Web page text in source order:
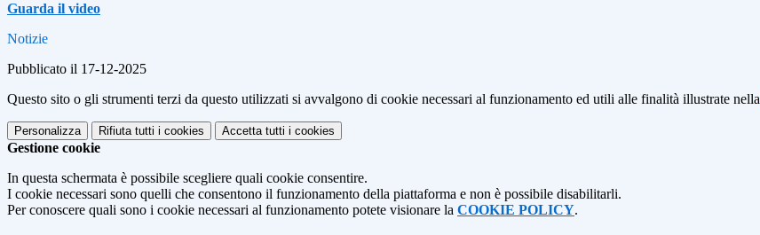
Guarda il video
Notizie
Pubblicato il 17-12-2025
Questo sito o gli strumenti terzi da questo utilizzati si avvalgono di cookie necessari al funzionamento ed utili alle finalità illustrate nella
Personalizza Rifiuta tutti i cookies Accetta tutti i cookies
Gestione cookie
In questa schermata è possibile scegliere quali cookie consentire.
I cookie necessari sono quelli che consentono il funzionamento della piattaforma e non è possibile disabilitarli.
Per conoscere quali sono i cookie necessari al funzionamento potete visionare la COOKIE POLICY.